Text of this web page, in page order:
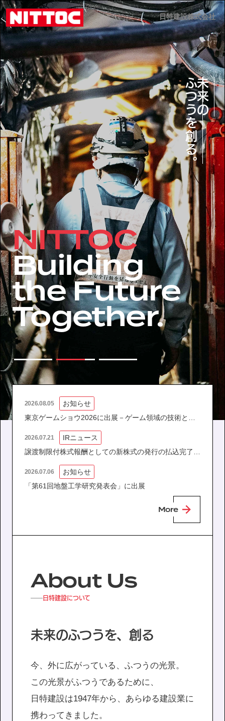
日特建設株式会社
日特建設株式会社
JPEN
事業内容
技術情報
企業情報
IR情報
サステナビリティ
ニュース
お問い合わせ
採用情報
営業カタログダウンロード
協力会社の皆様へ
サイトマップ
未来の
ふつうを創る。
NITTOC
Building
the Future
Together.
2026.08.05
お知らせ
東京ゲームショウ2026に出展－ゲーム領域の技術と体
験設計を取り入れ、遠隔施工の可能性を発信
2026.07.21
IRニュース
譲渡制限付株式報酬としての新株式の発行の払込完了に
関するお知らせ
2026.07.06
お知らせ
「第61回地盤工学研究発表会」に出展
More
About Us
日特建設について
未来のふつうを、創る
今、外に広がっている、ふつうの光景。
この光景がふつうであるために、
日特建設は1947年から、あらゆる建設業に
携わって きました。